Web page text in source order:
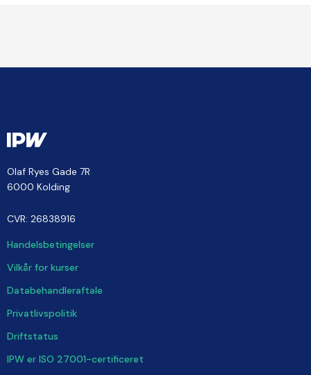
Olaf Ryes Gade 7R
6000 Kolding
CVR: 26838916
Handelsbetingelser
Vilkår for kurser
Databehandleraftale
Privatlivspolitik
Driftstatus
IPW er ISO 27001-certificeret